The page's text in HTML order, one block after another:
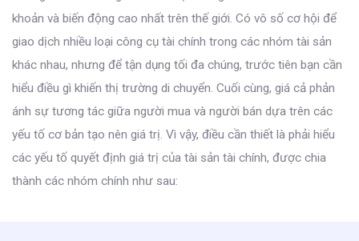
khoản và biến động cao nhất trên thế giới. Có vô số cơ hội để
giao dịch nhiều loại công cụ tài chính trong các nhóm tài sản
khác nhau, nhưng để tận dụng tối đa chúng, trước tiên bạn cần
hiểu điều gì khiến thị trường di chuyển. Cuối cùng, giá cả phản
ánh sự tương tác giữa người mua và người bán dựa trên các
yếu tố cơ bản tạo nên giá trị. Vì vậy, điều cần thiết là phải hiểu
các yếu tố quyết định giá trị của tài sản tài chính, được chia
thành các nhóm chính như sau: